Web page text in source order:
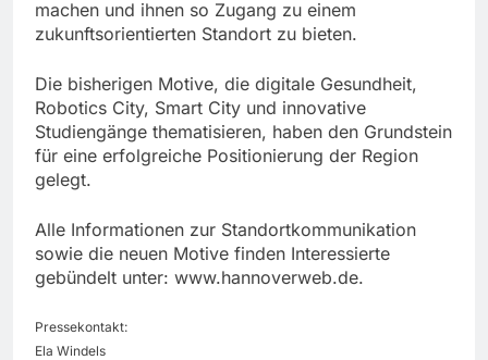
machen und ihnen so Zugang zu einem
zukunftsorientierten Standort zu bieten.
Die bisherigen Motive, die digitale Gesundheit,
Robotics City, Smart City und innovative
Studiengänge thematisieren, haben den Grundstein
für eine erfolgreiche Positionierung der Region
gelegt.
Alle Informationen zur Standortkommunikation
sowie die neuen Motive finden Interessierte
gebündelt unter: www.hannoverweb.de.
Pressekontakt:
Ela Windels